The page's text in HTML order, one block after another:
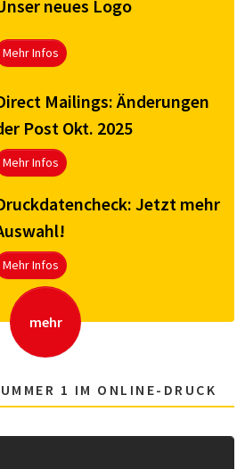
neues Logo
Mehr Infos
Mailings: Änderungen
Post Okt. 2025
Mehr Infos
Jetzt mehr
Mehr Infos
mehr
1 IM ONLINE-DRUCK